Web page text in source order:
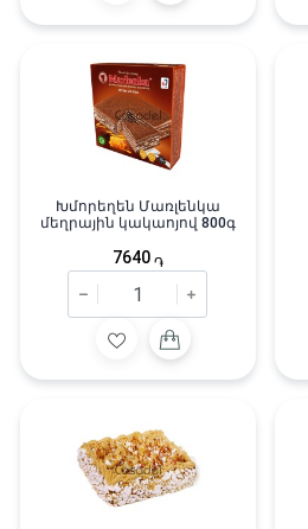
Խմորեղեն Մառլենկա
մեղրային կակաոյով 800գ
7640 ֏